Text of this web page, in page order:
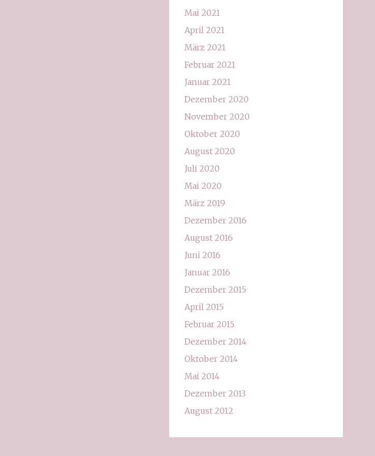
Mai 2021
April 2021
März 2021
Februar 2021
Januar 2021
Dezember 2020
November 2020
Oktober 2020
August 2020
Juli 2020
Mai 2020
März 2019
Dezember 2016
August 2016
Juni 2016
Januar 2016
Dezember 2015
April 2015
Februar 2015
Dezember 2014
Oktober 2014
Mai 2014
Dezember 2013
August 2012